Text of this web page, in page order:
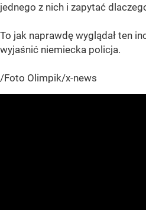
jednego z nich i zapytać
To jak naprawdę wyglądał ten
wyjaśnić niemiecka policja.
/Foto Olimpik/x-news